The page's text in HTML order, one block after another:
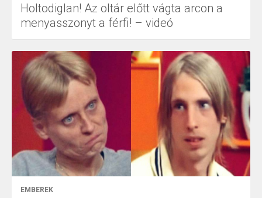
Holtodiglan! Az oltár előtt vágta arcon a
menyasszonyt a férfi! – videó
EMBEREK